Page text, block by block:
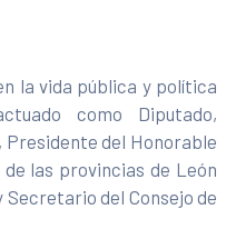
la vida pública y política
como Diputado,
Presidente del Honorable
las provincias de León
Secretario del Consejo de